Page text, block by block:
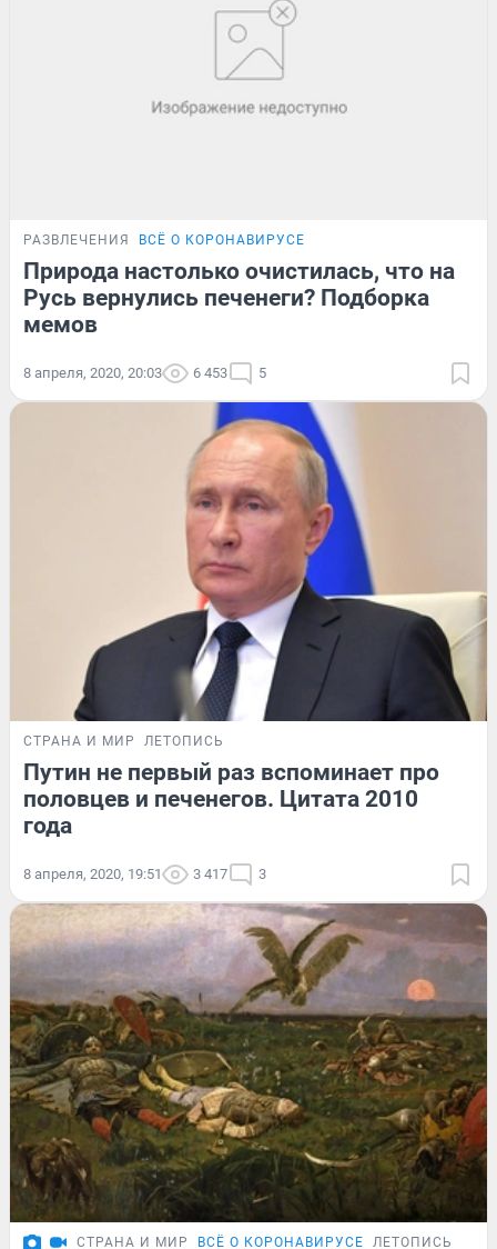
РАЗВЛЕЧЕНИЯ ВСЁ О КОРОНАВИРУСЕ
Природа настолько очистилась, что на
Русь вернулись печенеги? Подборка
мемов
8 апреля, 2020, 20:03 6 453 5
СТРАНА И МИР ЛЕТОПИСЬ
Путин не первый раз вспоминает про
половцев и печенегов. Цитата 2010
года
8 апреля, 2020, 19:51 3 417 3
СТРАНА И МИР ВСЁ О КОРОНАВИРУСЕ ЛЕТОПИСЬ